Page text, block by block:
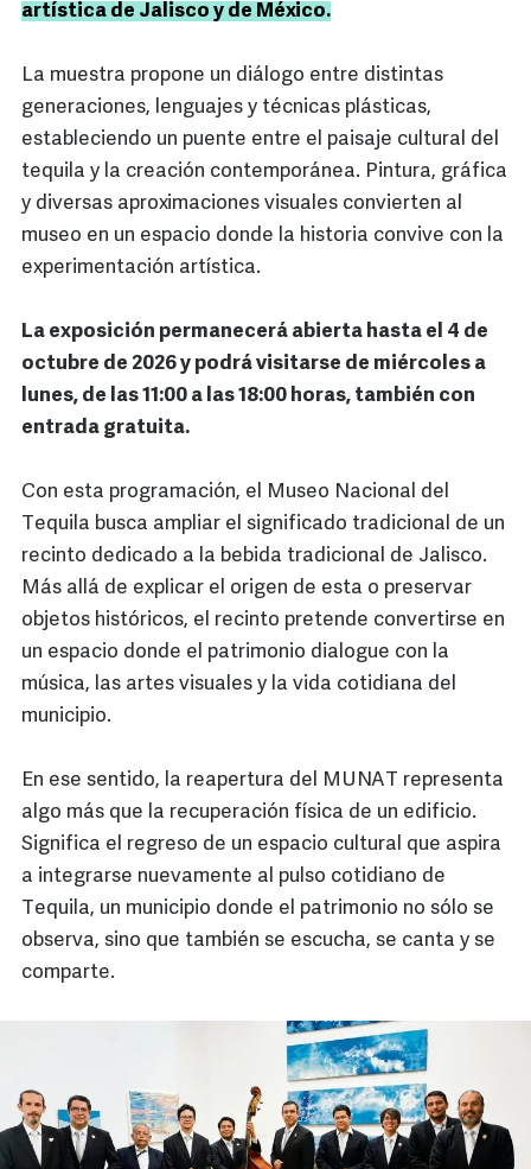
artística de Jalisco y de México.
La muestra propone un diálogo entre distintas
generaciones, lenguajes y técnicas plásticas,
estableciendo un puente entre el paisaje cultural del
tequila y la creación contemporánea. Pintura, gráfica
y diversas aproximaciones visuales convierten al
museo en un espacio donde la historia convive con la
experimentación artística.
La exposición permanecerá abierta hasta el 4 de
octubre de 2026 y podrá visitarse de miércoles a
lunes, de las 11:00 a las 18:00 horas, también con
entrada gratuita.
Con esta programación, el Museo Nacional del
Tequila busca ampliar el significado tradicional de un
recinto dedicado a la bebida tradicional de Jalisco.
Más allá de explicar el origen de esta o preservar
objetos históricos, el recinto pretende convertirse en
un espacio donde el patrimonio dialogue con la
música, las artes visuales y la vida cotidiana del
municipio.
En ese sentido, la reapertura del MUNAT representa
algo más que la recuperación física de un edificio.
Significa el regreso de un espacio cultural que aspira
a integrarse nuevamente al pulso cotidiano de
Tequila, un municipio donde el patrimonio no sólo se
observa, sino que también se escucha, se canta y se
comparte.